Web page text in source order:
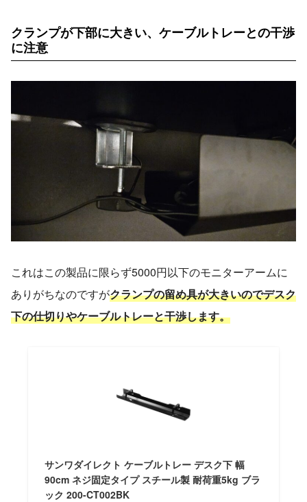
クランプが下部に大きい、ケーブルトレーとの干渉
に注意
これはこの製品に限らず5000円以下のモニターアームに
ありがちなのですがクランプの留め具が大きいのでデスク
下の仕切りやケーブルトレーと干渉します。
サンワダイレクト ケーブルトレー デスク下 幅
90cm ネジ固定タイプ スチール製 耐荷重5kg ブラ
ック 200-CT002BK